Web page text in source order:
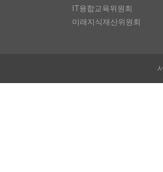
IT융합교육위원회
미래지식재산위원회